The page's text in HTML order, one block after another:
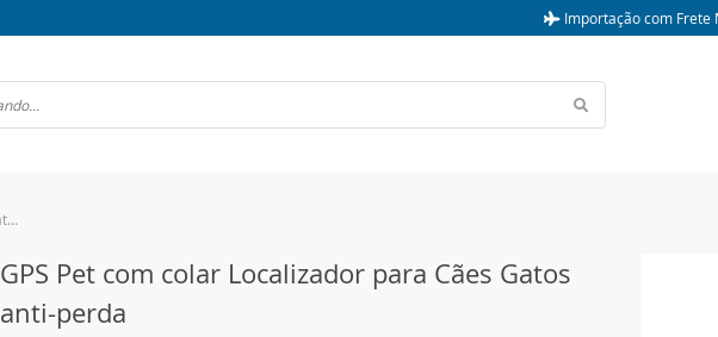
Importação com Frete
GPS Pet com colar Localizador para Cães Gatos anti-perda
GPS Pet com colar Localizador para Cães Gatos
anti-perda